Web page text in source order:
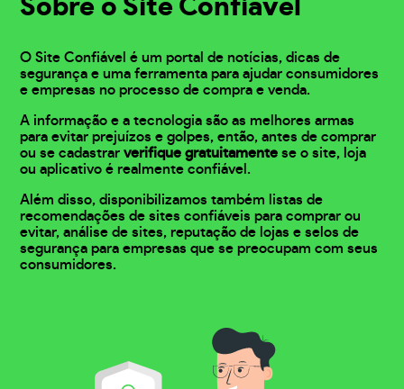
Sobre o Site Confiável
O Site Confiável é um portal de notícias, dicas de
segurança e uma ferramenta para ajudar consumidores
e empresas no processo de compra e venda.
A informação e a tecnologia são as melhores armas
para evitar prejuízos e golpes, então, antes de comprar
ou se cadastrarverifique gratuitamente se o site, loja
ou aplicativo é realmente confiável.
Além disso, disponibilizamos também listas de
recomendações de sites confiáveis para comprar ou
evitar, análise de sites, reputação de lojas e selos de
segurança para empresas que se preocupam com seus
consumidores.